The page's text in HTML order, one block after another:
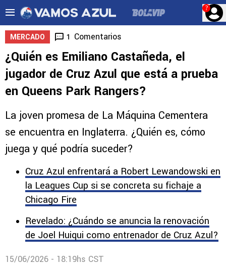
?
MERCADO 1 Comentarios
¿Quién es Emiliano Castañeda, el
jugador de Cruz Azul que está a prueba
en Queens Park Rangers?
La joven promesa de La Máquina Cementera
se encuentra en Inglaterra. ¿Quién es, cómo
juega y qué podría suceder?
Cruz Azul enfrentará a Robert Lewandowski en
la Leagues Cup si se concreta su fichaje a
Chicago Fire
Revelado: ¿Cuándo se anuncia la renovación
de Joel Huiqui como entrenador de Cruz Azul?
15/06/2026 - 18:19hs CST